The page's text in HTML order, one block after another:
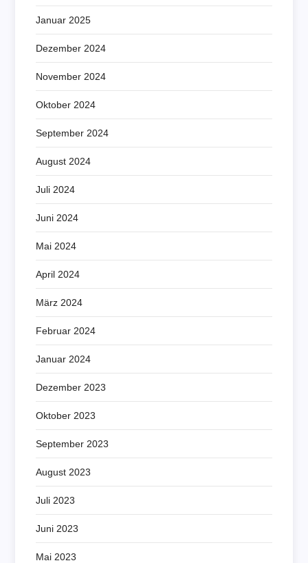
Januar 2025
Dezember 2024
November 2024
Oktober 2024
September 2024
August 2024
Juli 2024
Juni 2024
Mai 2024
April 2024
März 2024
Februar 2024
Januar 2024
Dezember 2023
Oktober 2023
September 2023
August 2023
Juli 2023
Juni 2023
Mai 2023